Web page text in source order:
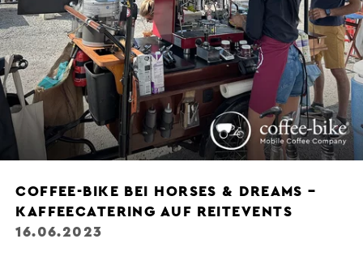
COFFEE-BIKE BEI HORSES & DREAMS –
KAFFEECATERING AUF REITEVENTS
16.06.2023